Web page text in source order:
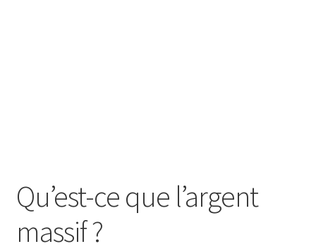
Qu’est-ce que l’argent
massif ?